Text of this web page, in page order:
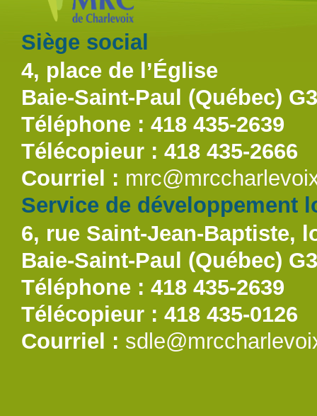
Siège social
4, place de l’Église
Baie-Saint-Paul (Québec)
Téléphone : 418 435-2639
Télécopieur : 418 435-2666
Courriel :
Service de développement
6, rue Saint-Jean-Baptiste,
Baie-Saint-Paul (Québec)
Téléphone : 418 435-2639
Télécopieur : 418 435-0126
Courriel :